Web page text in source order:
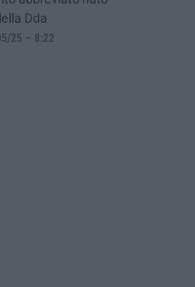
Dda
25 – 8:22